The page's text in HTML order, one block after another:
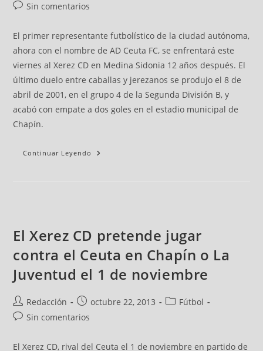
Sin comentarios
El primer representante futbolístico de la ciudad autónoma,
ahora con el nombre de AD Ceuta FC, se enfrentará este
viernes al Xerez CD en Medina Sidonia 12 años después. El
último duelo entre caballas y jerezanos se produjo el 8 de
abril de 2001, en el grupo 4 de la Segunda División B, y
acabó con empate a dos goles en el estadio municipal de
Chapín.
Continuar Leyendo
El Xerez CD pretende jugar
contra el Ceuta en Chapín o La
Juventud el 1 de noviembre
Redacción octubre 22, 2013
Fútbol
Sin comentarios
El Xerez CD, rival del Ceuta el 1 de noviembre en partido de